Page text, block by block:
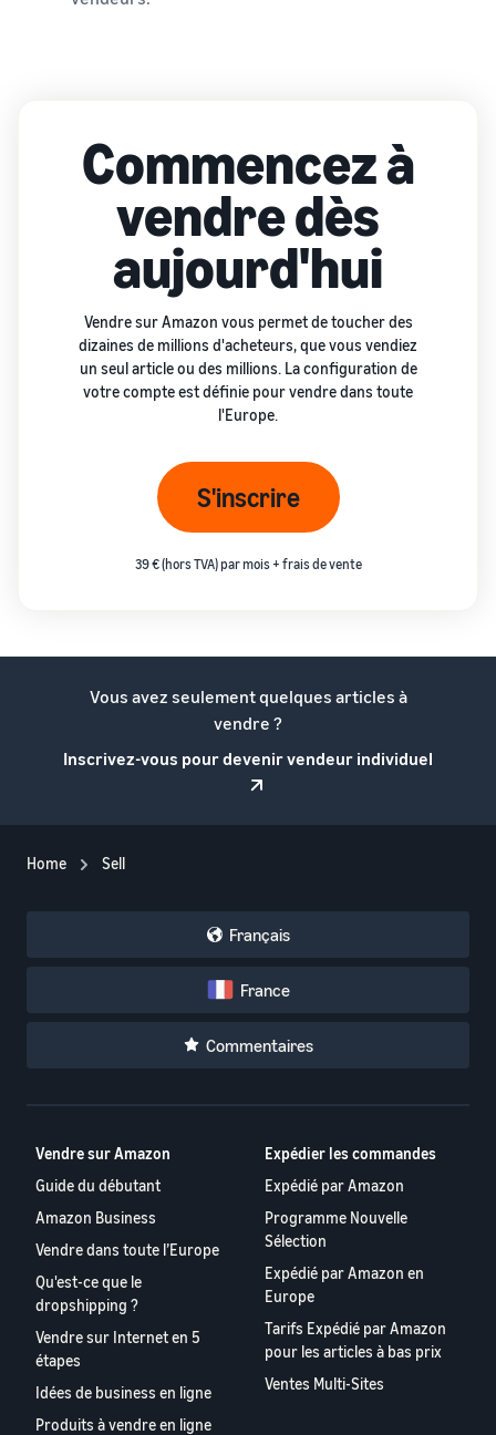
Commencez à
vendre dès
aujourd'hui
Vendre sur Amazon vous permet de toucher des
dizaines de millions d'acheteurs, que vous vendiez
un seul article ou des millions. La configuration de
votre compte est définie pour vendre dans toute
l'Europe.
S'inscrire
39 € (hors TVA) par mois + frais de vente
Vous avez seulement quelques articles à
vendre ?
Inscrivez-vous pour devenir vendeur individuel
Home Sell
Français
France
Commentaires
Vendre sur Amazon
Guide du débutant
Amazon Business
Vendre dans toute l’Europe
Qu'est-ce que le
dropshipping ?
Vendre sur Internet en 5
étapes
Idées de business en ligne
Produits à vendre en ligne
Expédier les commandes
Expédié par Amazon
Programme Nouvelle
Sélection
Expédié par Amazon en
Europe
Tarifs Expédié par Amazon
pour les articles à bas prix
Ventes Multi-Sites